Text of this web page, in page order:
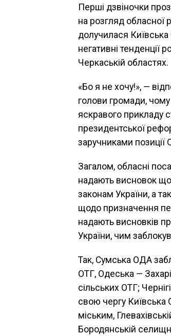
Перші дзвіночки
на розгляд
долучилася
негативні тенденції
Черкаській областях.
«Бо я не хочу!», —
голови громади,
яскравого прикладу
президентської
заручниками позиції
Загалом, обласні
надають висновок
законам України, а
щодо призначення
надають висновків
України, чим
Так, Сумська ОДА
ОТГ, Одеська —
сільських ОТГ;
свою чергу Київська
міським,
Бородянській